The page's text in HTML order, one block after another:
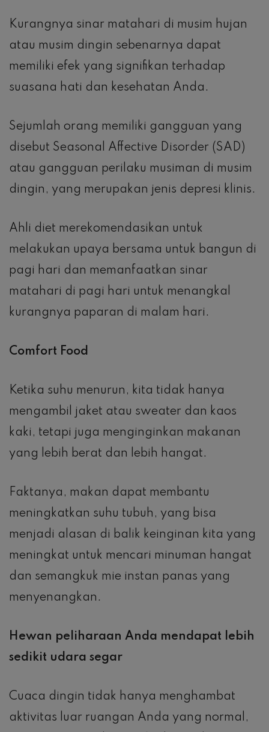
Kurangnya sinar matahari di musim hujan
atau musim dingin sebenarnya dapat
memiliki efek yang signifikan terhadap
suasana hati dan kesehatan Anda.
Sejumlah orang memiliki gangguan yang
disebut Seasonal Affective Disorder (SAD)
atau gangguan perilaku musiman di musim
dingin, yang merupakan jenis depresi klinis.
Ahli diet merekomendasikan untuk
melakukan upaya bersama untuk bangun di
pagi hari dan memanfaatkan sinar
matahari di pagi hari untuk menangkal
kurangnya paparan di malam hari.
Comfort Food
Ketika suhu menurun, kita tidak hanya
mengambil jaket atau sweater dan kaos
kaki, tetapi juga menginginkan makanan
yang lebih berat dan lebih hangat.
Faktanya, makan dapat membantu
meningkatkan suhu tubuh, yang bisa
menjadi alasan di balik keinginan kita yang
meningkat untuk mencari minuman hangat
dan semangkuk mie instan panas yang
menyenangkan.
Hewan peliharaan Anda mendapat lebih
sedikit udara segar
Cuaca dingin tidak hanya menghambat
aktivitas luar ruangan Anda yang normal,